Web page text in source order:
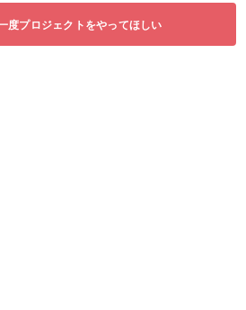
度プロジェクトをやってほしい